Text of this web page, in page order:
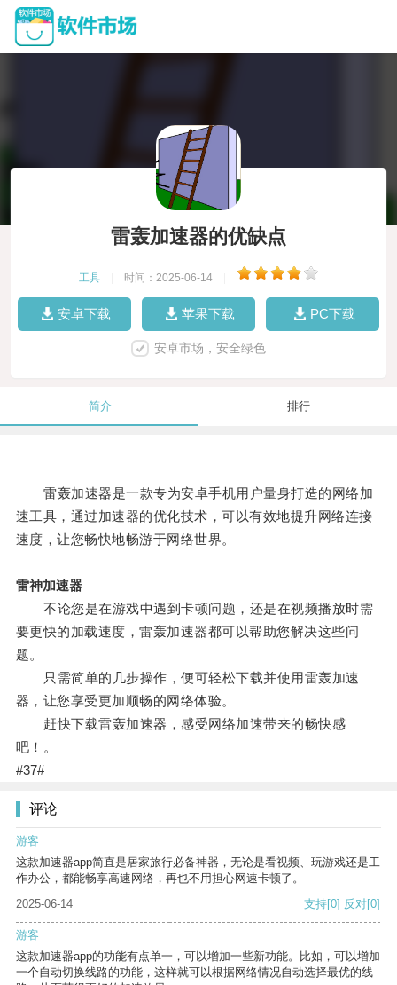
雷轰加速器的优缺点
工具 时间：2025-06-14
安卓下载 苹果下载 PC下载
安卓市场，安全绿色
简介 排行
雷轰加速器是一款专为安卓手机用户量身打造的网络加
速工具，通过加速器的优化技术，可以有效地提升网络连接
速度，让您畅快地畅游于网络世界。
雷神加速器
不论您是在游戏中遇到卡顿问题，还是在视频播放时需
要更快的加载速度，雷轰加速器都可以帮助您解决这些问
题。
只需简单的几步操作，便可轻松下载并使用雷轰加速
器，让您享受更加顺畅的网络体验。
赶快下载雷轰加速器，感受网络加速带来的畅快感
吧！。
#37#
评论
游客
这款加速器app简直是居家旅行必备神器，无论是看视频、玩游戏还是工
作办公，都能畅享高速网络，再也不用担心网速卡顿了。
2025-06-14
支持[0] 反对[0]
游客
这款加速器app的功能有点单一，可以增加一些新功能。比如，可以增加
一个自动切换线路的功能，这样就可以根据网络情况自动选择最优的线